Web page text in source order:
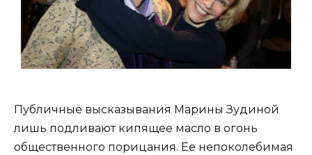
Публичные высказывания Марины Зудиной
лишь подливают кипящее масло в огонь
общественного порицания. Ее непоколебимая